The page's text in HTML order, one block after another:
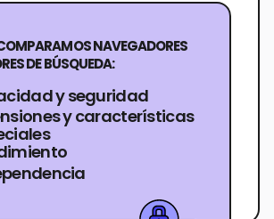
NAVEGADORES
DE BÚSQUEDA:
y seguridad
y características